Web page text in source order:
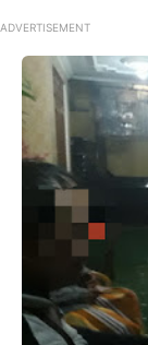
ADVERTISEMENT